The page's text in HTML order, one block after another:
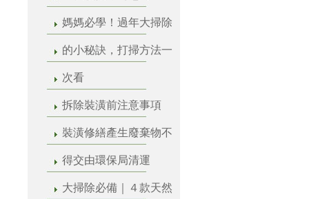
媽媽必學！過年大掃除
的小秘訣，打掃方法一
次看
拆除裝潢前注意事項
裝潢修繕產生廢棄物不
得交由環保局清運
大掃除必備｜４款天然